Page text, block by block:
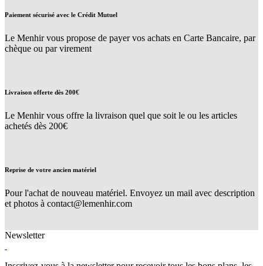
Paiement sécurisé avec le Crédit Mutuel
Le Menhir vous propose de payer vos achats en Carte Bancaire, par
chèque ou par virement
Livraison offerte dès 200€
Le Menhir vous offre la livraison quel que soit le ou les articles
achetés dès 200€
Reprise de votre ancien matériel
Pour l'achat de nouveau matériel. Envoyez un mail avec description
et photos à contact@lemenhir.com
Newsletter